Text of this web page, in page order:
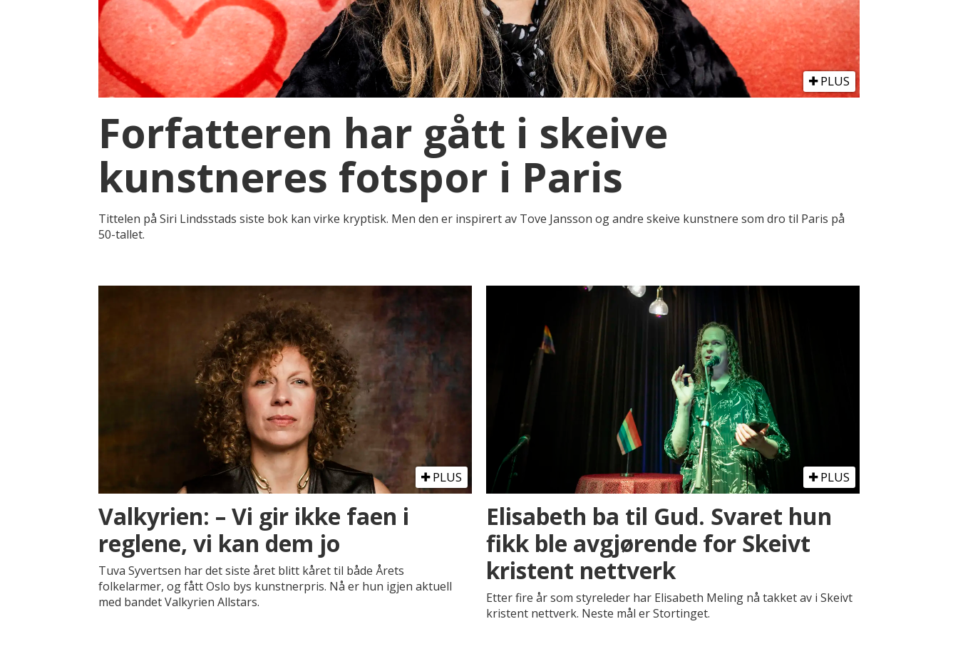
PLUS
Forfatteren har gått i skeive
kunstneres fotspor i Paris
Tittelen på Siri Lindsstads siste bok kan virke kryptisk. Men den er inspirert av Tove Jansson og andre skeive kunstnere som dro til Paris på
50-tallet.
PLUS
Valkyrien: – Vi gir ikke faen i
reglene, vi kan dem jo
Tuva Syvertsen har det siste året blitt kåret til både Årets
folkelarmer, og fått Oslo bys kunstnerpris. Nå er hun igjen aktuell
med bandet Valkyrien Allstars.
PLUS
Elisabeth ba til Gud. Svaret hun
fikk ble avgjørende for Skeivt
kristent nettverk
Etter fire år som styreleder har Elisabeth Meling nå takket av i Skeivt
kristent nettverk. Neste mål er Stortinget.